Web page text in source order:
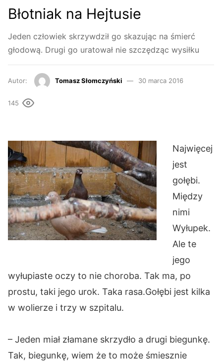
Błotniak na Hejtusie
Jeden człowiek skrzywdził go skazując na śmierć
głodową. Drugi go uratował nie szczędząc wysiłku
Autor: Tomasz Słomczyński 30 marca 2016
145
Najwięcej
jest
gołębi.
Między
nimi
Wyłupek.
Ale te
jego
wyłupiaste oczy to nie choroba. Tak ma, po
prostu, taki jego urok. Taka rasa.Gołębi jest kilka
w wolierze i trzy w szpitalu.
– Jeden miał złamane skrzydło a drugi biegunkę.
Tak, biegunkę, wiem że to może śmiesznie